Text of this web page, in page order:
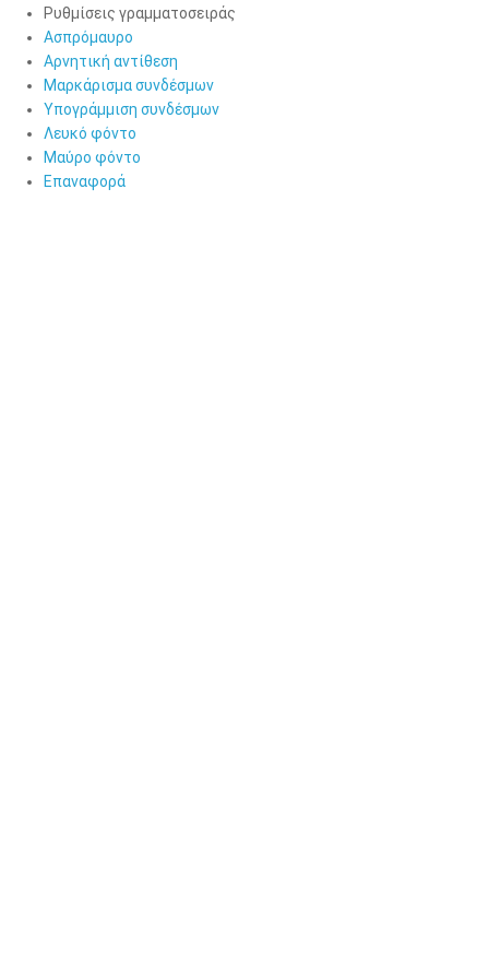
Ρυθμίσεις γραμματοσειράς
Ασπρόμαυρο
Αρνητική αντίθεση
Μαρκάρισμα συνδέσμων
Υπογράμμιση συνδέσμων
Λευκό φόντο
Μαύρο φόντο
Επαναφορά